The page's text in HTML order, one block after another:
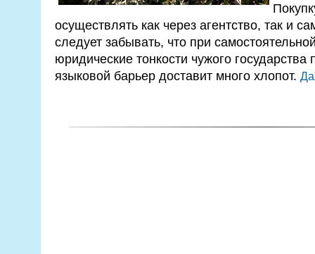
осуществлять как через агентство, так и
следует забывать, что при
юридические тонкости чужого
языковой барьер доставит много хлопот.